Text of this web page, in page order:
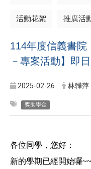
活動花絮 推廣活
114年度信義書院
－專案活動】即
2025-02-26 林韡萍
獎助學金
各位同學，您好：
新的學期已經開始囉